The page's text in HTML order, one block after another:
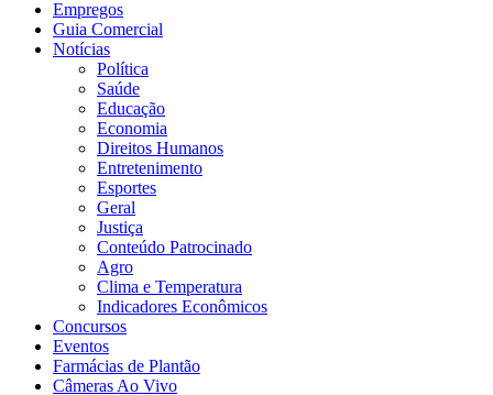
Empregos
Guia Comercial
Notícias
Política
Saúde
Educação
Economia
Direitos Humanos
Entretenimento
Esportes
Geral
Justiça
Conteúdo Patrocinado
Agro
Clima e Temperatura
Indicadores Econômicos
Concursos
Eventos
Farmácias de Plantão
Câmeras Ao Vivo